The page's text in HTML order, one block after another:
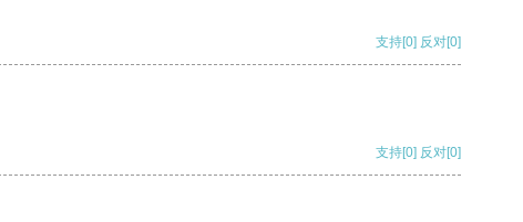
支持[0] 反对[0]
支持[0] 反对[0]